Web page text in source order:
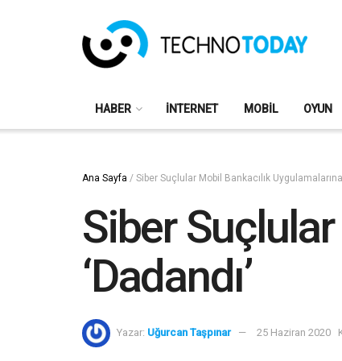
HABER İNTERNET MOBIL OYUN
Ana Sayfa / Siber Suçlular Mobil Bankacılık Uygulamalarına
Siber
‘Dadandı’
Yazar: Uğurcan Taşpınar 25 Haziran 2020